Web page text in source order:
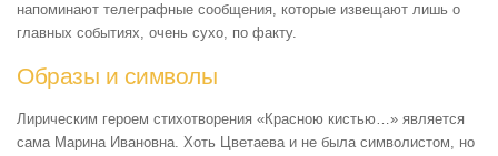
напоминают телеграфные сообщения, которые извещают лишь о
главных событиях, очень сухо, по факту.
Образы и символы
Лирическим героем стихотворения «Красною кистью…» является
сама Марина Ивановна. Хоть Цветаева и не была символистом, но